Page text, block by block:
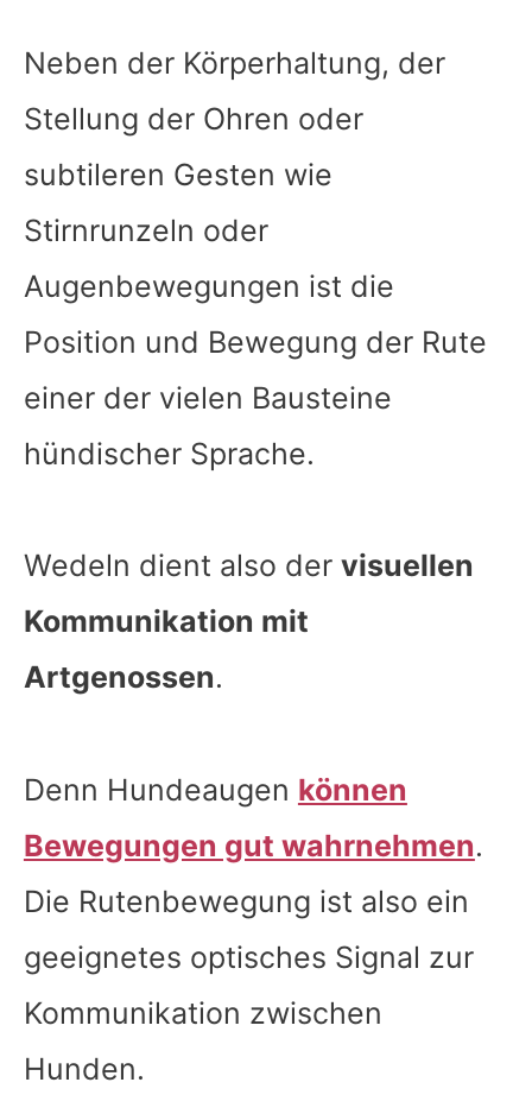
Neben der Körperhaltung, der
Stellung der Ohren oder
subtileren Gesten wie
Stirnrunzeln oder
Augenbewegungen ist die
Position und Bewegung der Rute
einer der vielen Bausteine
hündischer Sprache.
Wedeln dient also der visuellen
Kommunikation mit
Artgenossen.
Denn Hundeaugen können
Bewegungen gut wahrnehmen.
Die Rutenbewegung ist also ein
geeignetes optisches Signal zur
Kommunikation zwischen
Hunden.